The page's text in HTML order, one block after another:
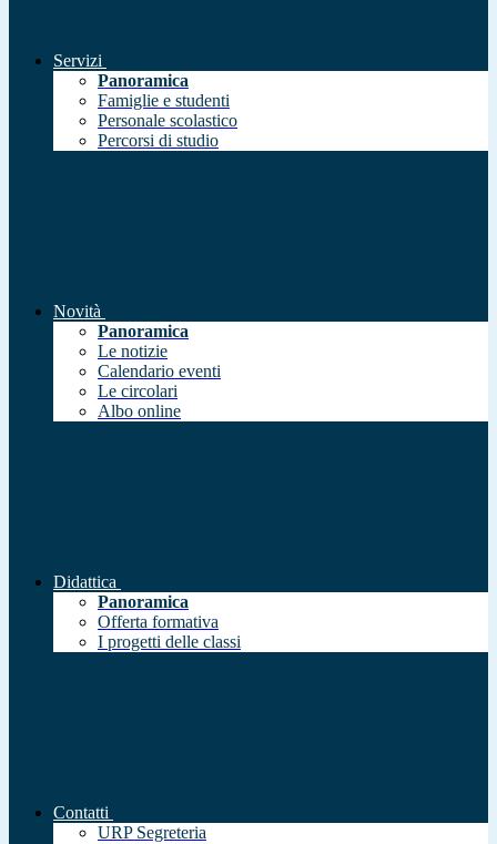
Servizi
Panoramica
Famiglie e studenti
Personale scolastico
Percorsi di studio
Novità
Panoramica
Le notizie
Calendario eventi
Le circolari
Albo online
Didattica
Panoramica
Offerta formativa
I progetti delle classi
Contatti
URP Segreteria